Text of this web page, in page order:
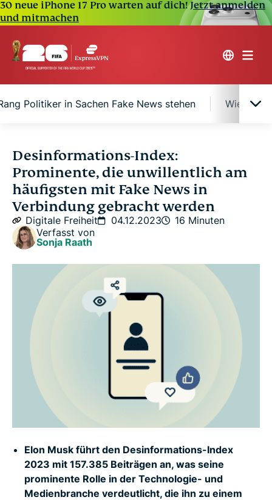
30 neue iPhone 17 Pro warten auf dich!Jetzt anmelden
und mitmachen
Politiker in Sachen Fake News stehen Wie Sie
Sind alle Fake News schlecht?
20 Promis, die 2023 am häufigsten mit Fake News
in Verbindung gebracht wurden
Auf welchem Rang Politiker in Sachen Fake News
stehen
Wie Sie sich selbst vor problematischen Fake
News schützen
10 Anzeichen für Fake News
Methodik
FAQ zu Promi-Fake-News
Desinformations-Index:
Prominente, die unwillentlich am
häufigsten mit Fake News in
Verbindung gebracht werden
Digitale Freiheit 04.12.2023
16 Minuten
Verfasst von
Sonja Raath
Elon Musk führt den Desinformations-Index
2023 mit 157.385 Beiträgen an, was seine
prominente Rolle in der Technologie- und
Medienbranche verdeutlicht, die ihn zu einem